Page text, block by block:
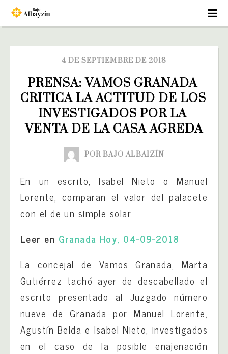
4 DE SEPTIEMBRE DE 2018
PRENSA: VAMOS GRANADA
CRITICA LA ACTITUD DE LOS
INVESTIGADOS POR LA
VENTA DE LA CASA AGREDA
POR BAJO ALBAIZÍN
En un escrito, Isabel Nieto o Manuel
Lorente, comparan el valor del palacete
con el de un simple solar
Leer en Granada Hoy, 04-09-2018
La concejal de Vamos Granada, Marta
Gutiérrez tachó ayer de descabellado el
escrito presentado al Juzgado número
nueve de Granada por Manuel Lorente,
Agustín Belda e Isabel Nieto, investigados
en el caso de la posible enajenación